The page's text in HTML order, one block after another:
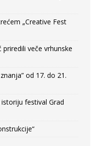
„Creative Fest
priredili veče vrhunske
od 17. do 21.
festival Grad